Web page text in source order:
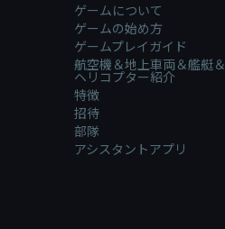
ゲームについて
ゲームの始め方
ゲームプレイガイド
航空機＆地上車両＆艦艇＆
ヘリコプター紹介
特徴
招待
部隊
アシスタントアプリ